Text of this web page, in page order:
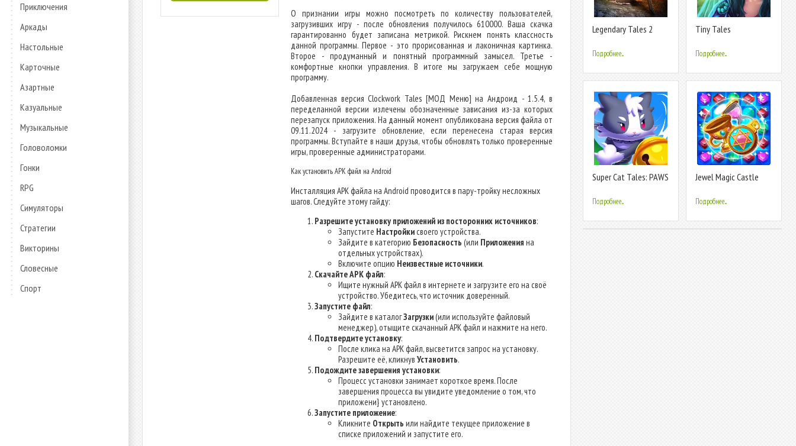
Приключения
Аркады
Настольные
Карточные
Азартные
Казуальные
Музыкальные
Головоломки
Гонки
RPG
Симуляторы
Стратегии
Викторины
Словесные
Спорт
О признании игры можно посмотреть по количеству пользователей,
загрузивших игру - после обновления получилось 610000. Ваша скачка
гарантированно будет записана метрикой. Рискнем понять классность
данной программы. Первое - это прорисованная и лаконичная картинка.
Второе - продуманный и понятный программный замысел. Третье -
комфортные кнопки управления. В итоге мы загружаем себе мощную
программу.
Добавленная версия Clockwork Tales [МОД Меню] на Андроид - 1.5.4, в
переделанной версии излечены обозначенные зависания из-за которых
перезапуск приложения. На данный момент опубликована версия файла от
09.11.2024 - загрузите обновление, если перенесена старая версия
программы. Вступайте в наши друзья, чтобы обновлять только проверенные
игры, проверенные администраторами.
Как установить APK файл на Android
Инсталляция APK файла на Android проводится в пару-тройку несложных
шагов. Следуйте этому гайду:
Разрешите установку приложений из посторонних источников:
Запустите Настройкисвоего устройства.
Зайдите в категорию Безопасность (или Приложения на
отдельных устройствах).
Включите опцию Неизвестные источники.
Скачайте APK файл:
Ищите нужный APK файл в интернете и загрузите его на своё
устройство. Убедитесь, что источник доверенный.
Запустите файл:
Зайдите в каталогЗагрузки(или используйте файловый
менеджер), отыщите скачанный APK файл и нажмите на него.
Подтвердите установку:
После клика на APK файл, высветится запрос на установку.
Разрешите её, кликнув Установить.
Подождите завершения установки:
Процесс установки занимает короткое время. После
завершения процесса вы увидите уведомление о том, что
приложени} установлено.
Запустите приложение:
Кликните Открыть или найдите текущее приложение в
списке приложений и запустите его.
Legendary Tales 2
Подробнее...
Tiny Tales
Подробнее...
Super Cat Tales: PAWS
Подробнее...
Jewel Magic Castle
Подробнее...